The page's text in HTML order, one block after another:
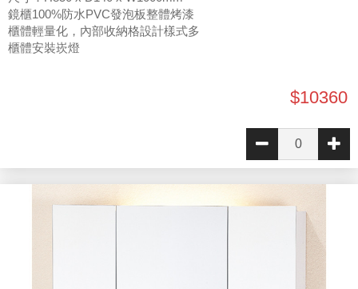
鏡櫃100%防水PVC發泡板整體烤漆
櫃體輕量化，內部收納格設計樣式多
櫃體安裝崁燈
$10360